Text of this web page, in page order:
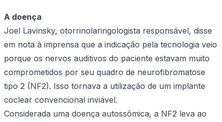
A doença
Joel Lavinsky, otorrinolaringologista responsável, disse
em nota à imprensa que a indicação pela tecnologia veio
porque os nervos auditivos do paciente estavam muito
comprometidos por seu quadro de neurofibromatose
tipo 2 (NF2). Isso tornava a utilização de um implante
coclear convencional inviável.
Considerada uma doença autossômica, a NF2 leva ao